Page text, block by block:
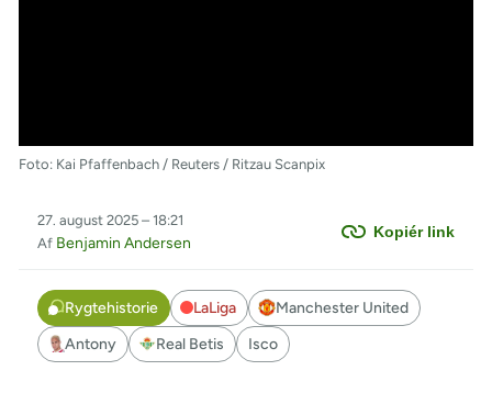
Foto: Kai Pfaffenbach / Reuters / Ritzau Scanpix
Kopiér link
27. august 2025 – 18:21
Af Benjamin Andersen
Rygtehistorie LaLiga
Manchester United
Antony
Real Betis Isco